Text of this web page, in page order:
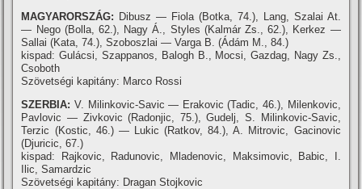
MAGYARORSZÁG: Dibusz — Fiola (Botka, 74.), Lang, Szalai At.
— Nego (Bolla, 62.), Nagy Á., Styles (Kalmár Zs., 62.), Kerkez —
Sallai (Kata, 74.), Szoboszlai — Varga B. (Ádám M., 84.)
kispad: Gulácsi, Szappanos, Balogh B., Mocsi, Gazdag, Nagy Zs.,
Csoboth
Szövetségi kapitány: Marco Rossi
SZERBIA:V. Milinkovic-Savic — Erakovic (Tadic, 46.), Milenkovic,
Pavlovic — Zivkovic (Radonjic, 75.), Gudelj, S. Milinkovic-Savic,
Terzic (Kostic, 46.) — Lukic (Ratkov, 84.), A. Mitrovic, Gacinovic
(Djuricic, 67.)
kispad: Rajkovic, Radunovic, Mladenovic, Maksimovic, Babic, I.
Ilic, Samardzic
Szövetségi kapitány: Dragan Stojkovic